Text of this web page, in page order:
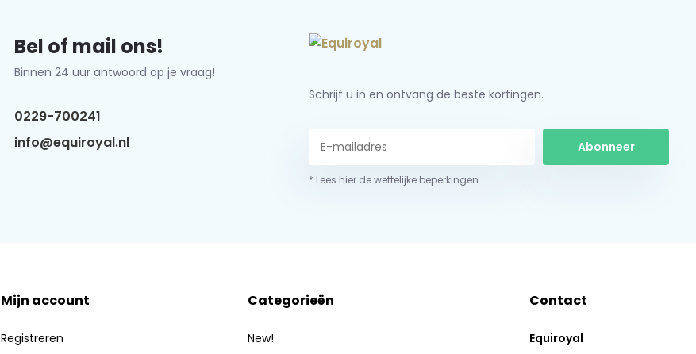
Bel of mail ons!
Binnen 24 uur antwoord op je vraag!
0229-700241
info@equiroyal.nl
Schrijf u in en ontvang de beste kortingen.
Abonneer
* Lees hier de wettelijke beperkingen
Mijn account
Registreren
Categorieën
New!
Contact
Equiroyal